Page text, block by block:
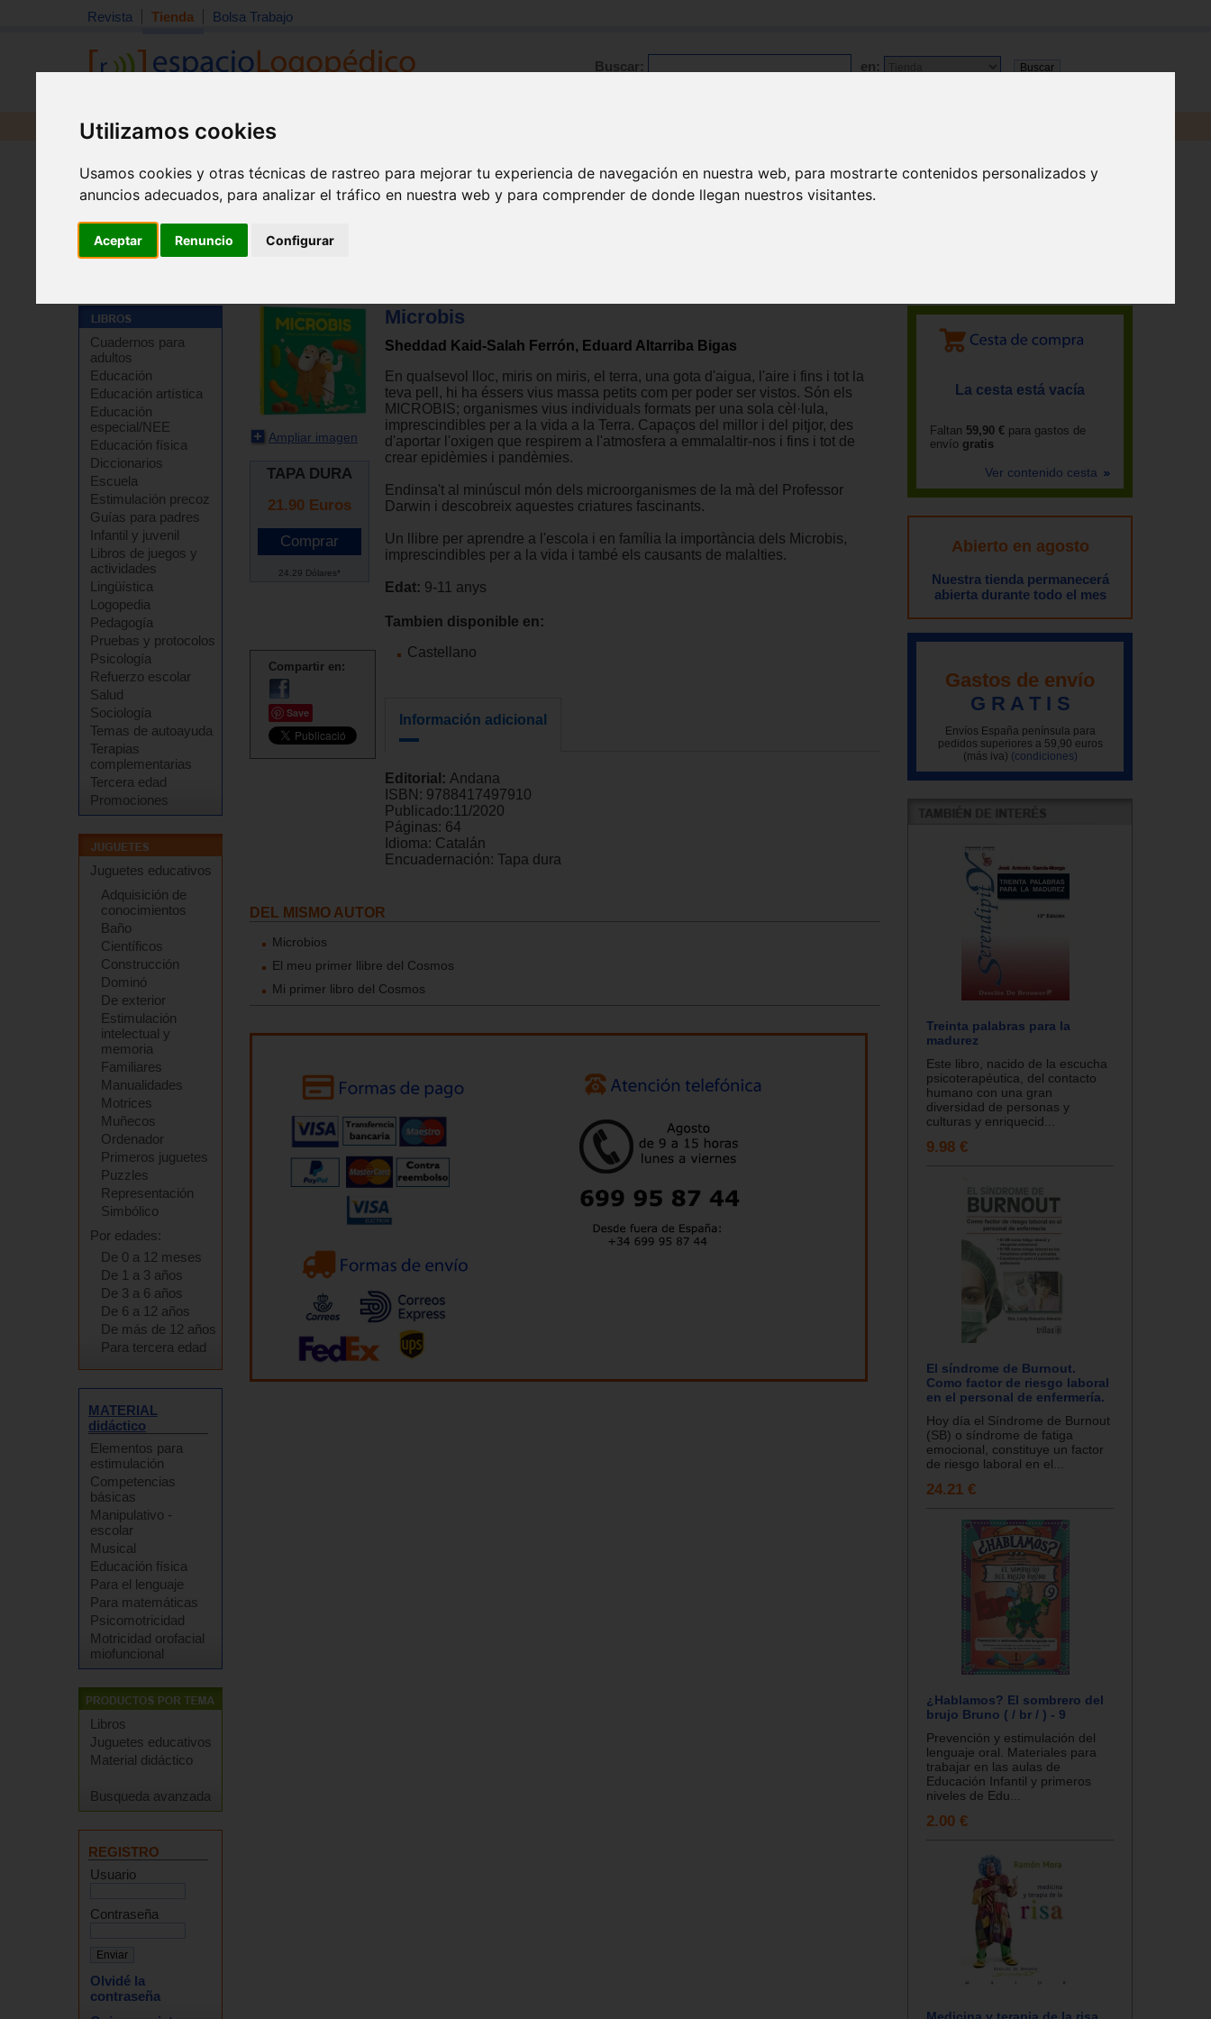
Utilizamos cookies
Usamos cookies y otras técnicas de rastreo para mejorar tu experiencia de navegación en nuestra web, para mostrarte contenidos personalizados y
anuncios adecuados, para analizar el tráfico en nuestra web y para comprender de donde llegan nuestros visitantes.
Aceptar Renuncio Configurar
Revista Tienda Bolsa Trabajo
Buscar: en:
Revista Libros Material
Cuadernos para
adultos
Educación
Educación artística
Educación
especial/NEE
Educación física
Diccionarios
Escuela
Estimulación precoz
Guías para padres
Infantil y juvenil
Libros de juegos y
actividades
Lingüística
Logopedia
Pedagogía
Pruebas y protocolos
Psicología
Refuerzo escolar
Salud
Sociología
Temas de autoayuda
Terapias
complementarias
Tercera edad
Promociones
Juguetes educativos
Adquisición de
conocimientos
Baño
Científicos
Construcción
Dominó
De exterior
Estimulación
intelectual y
memoria
Familiares
Manualidades
Motrices
Muñecos
Ordenador
Primeros juguetes
Puzzles
Representación
Simbólico
Por edades:
De 0 a 12 meses
De 1 a 3 años
De 3 a 6 años
De 6 a 12 años
De más de 12 años
Para tercera edad
MATERIAL
didáctico
Elementos para
estimulación
Competencias
básicas
Manipulativo -
escolar
Musical
Educación física
Para el lenguaje
Para matemáticas
Psicomotricidad
Motricidad orofacial
miofuncional
Libros
Juguetes educativos
Material didáctico
Busqueda avanzada
REGISTRO
Usuario
Contraseña
Olvidé la
contraseña
Ampliar imagen
TAPA DURA
21.90 Euros
24.29 Dólares*
Compartir en:
Save
Microbis
Sheddad Kaid-Salah Ferrón, Eduard Altarriba Bigas
En qualsevol lloc, miris on miris, el terra, una gota d'aigua, l'aire i fins i tot la
teva pell, hi ha éssers vius massa petits com per poder ser vistos. Són els
MICROBIS; organismes vius individuals formats per una sola cèl·lula,
imprescindibles per a la vida a la Terra. Capaços del millor i del pitjor, des
d'aportar l'oxigen que respirem a l'atmosfera a emmalaltir-nos i fins i tot de
crear epidèmies i pandèmies.
Endinsa't al minúscul món dels microorganismes de la mà del Professor
Darwin i descobreix aquestes criatures fascinants.
Un llibre per aprendre a l'escola i en família la importància dels Microbis,
imprescindibles per a la vida i també els causants de malalties.
Edat: 9-11 anys
Tambien disponible en:
Castellano
Información adicional
Editorial: Andana
ISBN: 9788417497910
Publicado:11/2020
Páginas: 64
Idioma: Catalán
Encuadernación: Tapa dura
DEL MISMO AUTOR
Microbios
El meu primer llibre del Cosmos
Mi primer libro del Cosmos
La cesta está vacía
Faltan 59,90 € para gastos de
envío gratis
Ver contenido cesta
Abierto en agosto
Nuestra tienda permanecerá
abierta durante todo el mes
Gastos de envío
G R A T I S
Envíos España península para
pedidos superiores a 59,90 euros
(más iva) (condiciones)
Treinta palabras para la
madurez
Este libro, nacido de la escucha
psicoterapéutica, del contacto
humano con una gran
diversidad de personas y
culturas y enriquecid...
9.98 €
El síndrome de Burnout.
Como factor de riesgo laboral
en el personal de enfermería.
Hoy día el Síndrome de Burnout
(SB) o síndrome de fatiga
emocional, constituye un factor
de riesgo laboral en el...
24.21 €
¿Hablamos? El sombrero del
brujo Bruno ( / br / ) - 9
Prevención y estimulación del
lenguaje oral. Materiales para
trabajar en las aulas de
Educación Infantil y primeros
niveles de Edu...
2.00 €